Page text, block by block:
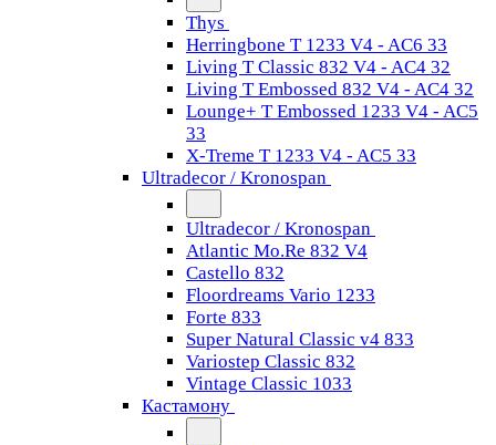
Thys
Herringbone T 1233 V4 - AC6 33
Living T Classic 832 V4 - AC4 32
Living T Embossed 832 V4 - AC4 32
Lounge+ T Embossed 1233 V4 - AC5
33
X-Treme T 1233 V4 - AC5 33
Ultradecor / Kronospan
Ultradecor / Kronospan
Atlantic Mo.Re 832 V4
Castello 832
Floordreams Vario 1233
Forte 833
Super Natural Classic v4 833
Variostep Classic 832
Vintage Classic 1033
Кастамону